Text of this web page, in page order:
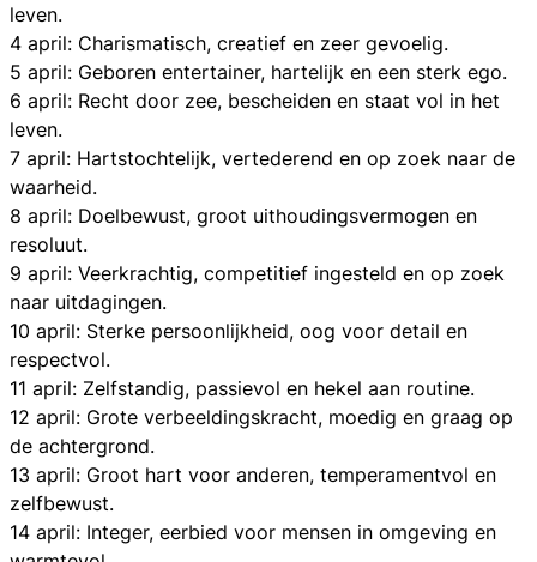
leven.
4 april: Charismatisch, creatief en zeer gevoelig.
5 april: Geboren entertainer, hartelijk en een sterk ego.
6 april: Recht door zee, bescheiden en staat vol in het
leven.
7 april: Hartstochtelijk, vertederend en op zoek naar de
waarheid.
8 april: Doelbewust, groot uithoudingsvermogen en
resoluut.
9 april: Veerkrachtig, competitief ingesteld en op zoek
naar uitdagingen.
10 april: Sterke persoonlijkheid, oog voor detail en
respectvol.
11 april: Zelfstandig, passievol en hekel aan routine.
12 april: Grote verbeeldingskracht, moedig en graag op
de achtergrond.
13 april: Groot hart voor anderen, temperamentvol en
zelfbewust.
14 april: Integer, eerbied voor mensen in omgeving en